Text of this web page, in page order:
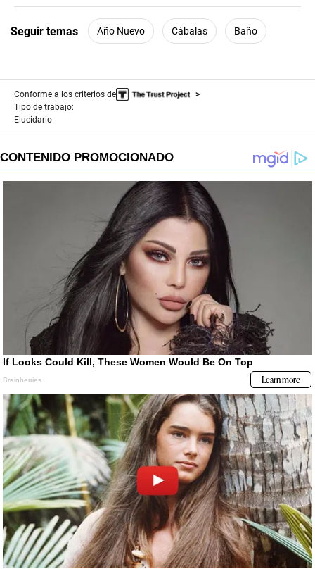
seconds
Seguir temas Año Nuevo Cábalas Baño
Conforme a los criterios de
Tipo de trabajo:
Elucidario